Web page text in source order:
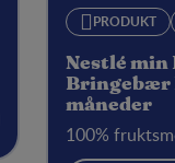
PRODUKT
Nestlé min
Bringebær
måneder
100%